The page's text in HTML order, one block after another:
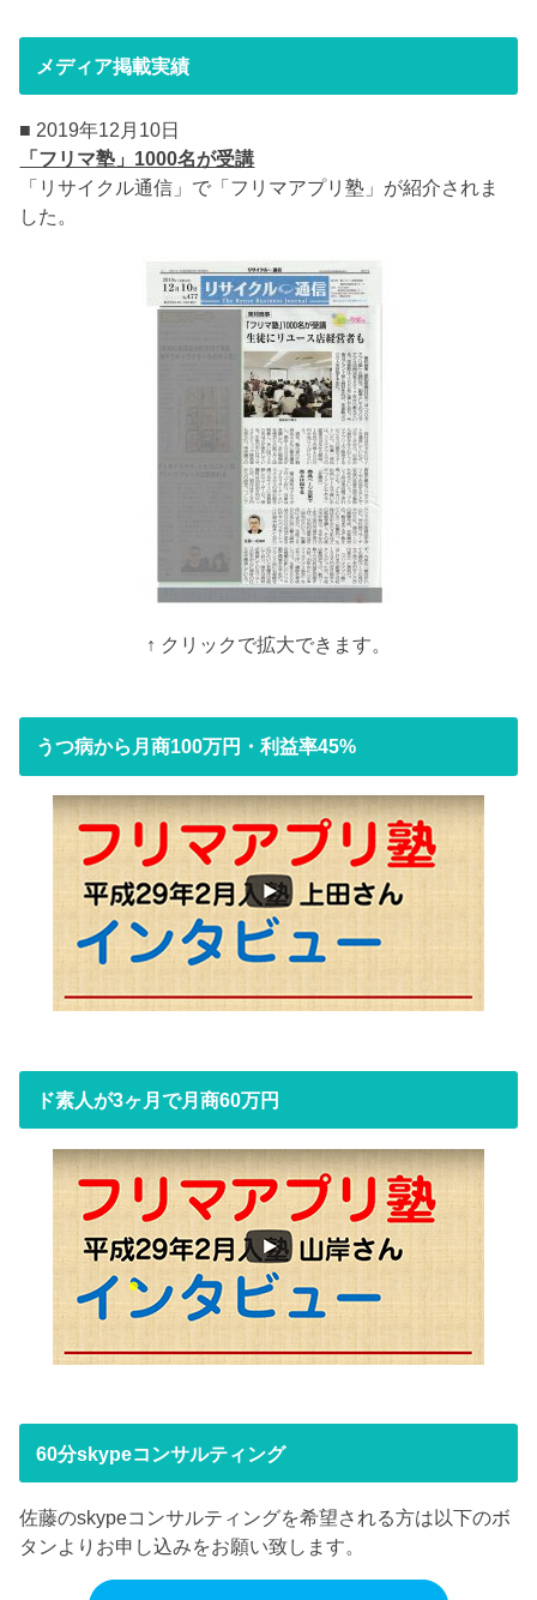
メディア掲載実績
■ 2019年12月10日
「フリマ塾」1000名が受講
「リサイクル通信」で「フリマアプリ塾」が紹介されま
した。
↑ クリックで拡大できます。
うつ病から月商100万円・利益率45%
ド素人が3ヶ月で月商60万円
60分skypeコンサルティング
佐藤のskypeコンサルティングを希望される方は以下のボ
タンよりお申し込みをお願い致します。